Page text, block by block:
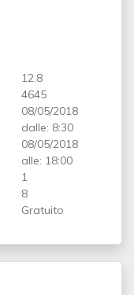
12.8
4645
08/05/2018
dalle: 8:30
08/05/2018
alle: 18:00
1
8
Gratuito